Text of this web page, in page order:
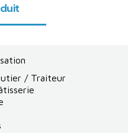
/ Traiteur